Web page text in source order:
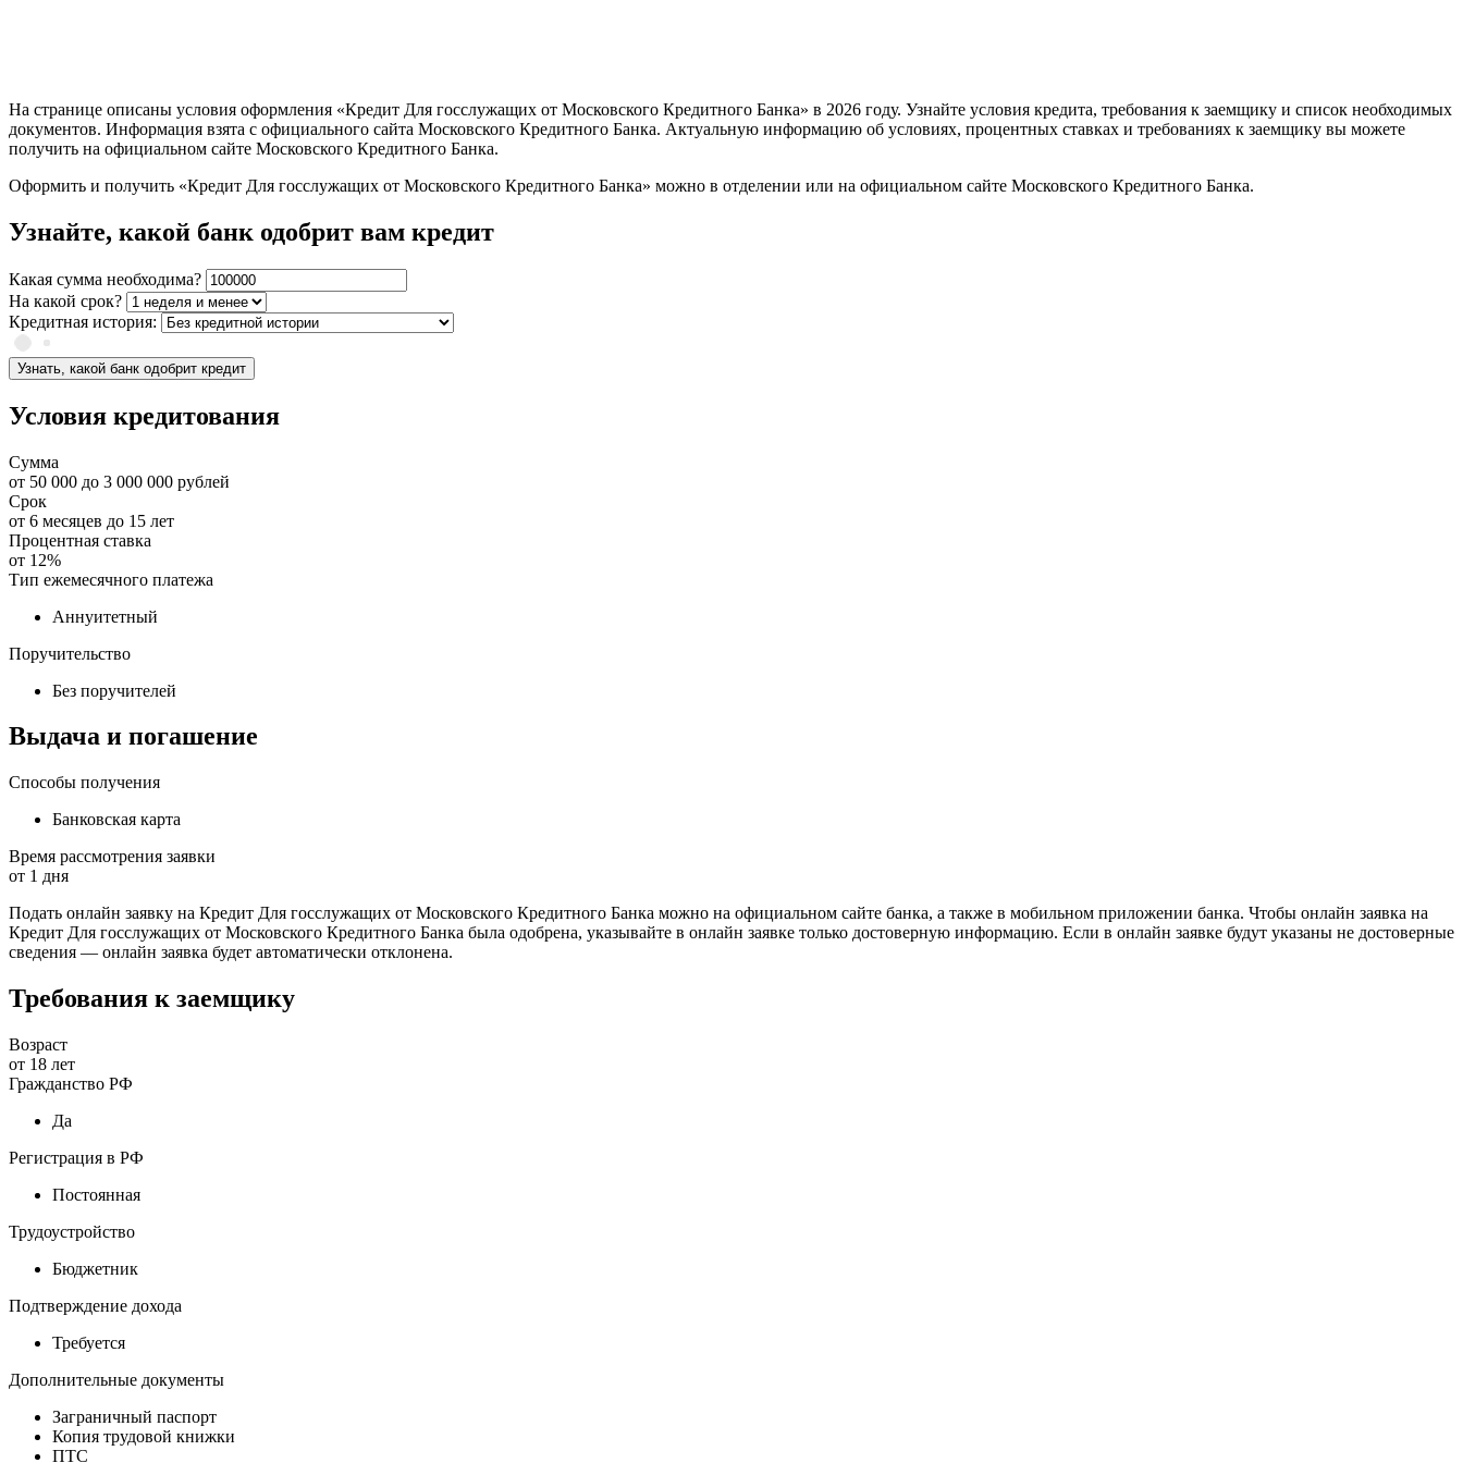
На странице описаны условия оформления «Кредит Для госслужащих от Московского Кредитного Банка» в 2026 году. Узнайте условия кредита, требования к заемщику и список необходимых
документов. Информация взята с официального сайта Московского Кредитного Банка. Актуальную информацию об условиях, процентных ставках и требованиях к заемщику вы можете
получить на официальном сайте Московского Кредитного Банка.
Оформить и получить «Кредит Для госслужащих от Московского Кредитного Банка» можно в отделении или на официальном сайте Московского Кредитного Банка.
Узнайте, какой банк одобрит вам кредит
Какая сумма необходима?
На какой срок?
Кредитная история:
Узнать, какой банк одобрит кредит
Условия кредитования
Сумма
от 50 000 до 3 000 000 рублей
Срок
от 6 месяцев до 15 лет
Процентная ставка
от 12%
Тип ежемесячного платежа
Аннуитетный
Поручительство
Без поручителей
Выдача и погашение
Способы получения
Банковская карта
Время рассмотрения заявки
от 1 дня
Подать онлайн заявку на Кредит Для госслужащих от Московского Кредитного Банка можно на официальном сайте банка, а также в мобильном приложении банка. Чтобы онлайн заявка на
Кредит Для госслужащих от Московского Кредитного Банка была одобрена, указывайте в онлайн заявке только достоверную информацию. Если в онлайн заявке будут указаны не достоверные
сведения — онлайн заявка будет автоматически отклонена.
Требования к заемщику
Возраст
от 18 лет
Гражданство РФ
Да
Регистрация в РФ
Постоянная
Трудоустройство
Бюджетник
Подтверждение дохода
Требуется
Дополнительные документы
Заграничный паспорт
Копия трудовой книжки
ПТС